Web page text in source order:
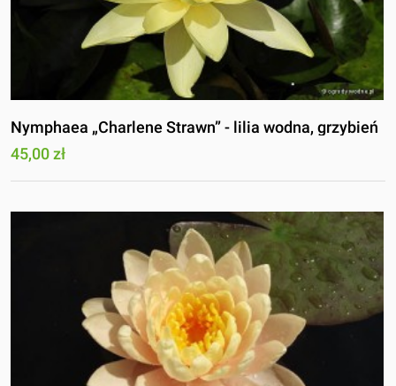
Nymphaea „Charlene Strawn” - lilia wodna, grzybień
45,00 zł